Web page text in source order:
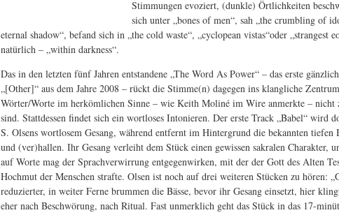
Stimmungen evoziert, (dunkle) Örtlichkeiten
sich unter „bones of men“, sah „the crumbling of
eternal shadow“, befand sich in „the cold waste“, „cyclopean vistas“oder „strangest
natürlich – „within darkness“.
Das in den letzten fünf Jahren entstandene „The Word As Power“ – das erste
„[Other]“ aus dem Jahre 2008 – rückt die Stimme(n) dagegen ins klangliche
Wörter/Worte im herkömlichen Sinne – wie Keith Moliné im Wire anmerkte – nicht
sind. Stattdessen findet sich ein wortloses Intonieren. Der erste Track „Babel“ wird
S. Olsens wortlosem Gesang, während entfernt im Hintergrund die bekannten tiefen
und (ver)hallen. Ihr Gesang verleiht dem Stück einen gewissen sakralen Charakter,
auf Worte mag der Sprachverwirrung entgegenwirken, mit der der Gott des Alten
Hochmut der Menschen strafte. Olsen ist noch auf drei weiteren Stücken zu hören:
reduzierter, in weiter Ferne brummen die Bässe, bevor ihr Gesang einsetzt, hier
eher nach Beschwörung, nach Ritual. Fast unmerklich geht das Stück in das 17-